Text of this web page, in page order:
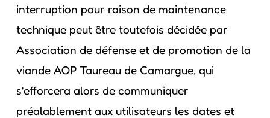
interruption pour raison de maintenance
technique peut être toutefois décidée par
Association de défense et de promotion de la
viande AOP Taureau de Camargue, qui
s’efforcera alors de communiquer
préalablement aux utilisateurs les dates et